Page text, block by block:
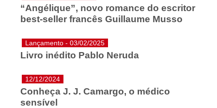
“Angélique”, novo romance do escritor
best-seller francês Guillaume Musso
Lançamento - 03/02/2025
Livro inédito Pablo Neruda
12/12/2024
Conheça J. J. Camargo, o médico
sensível